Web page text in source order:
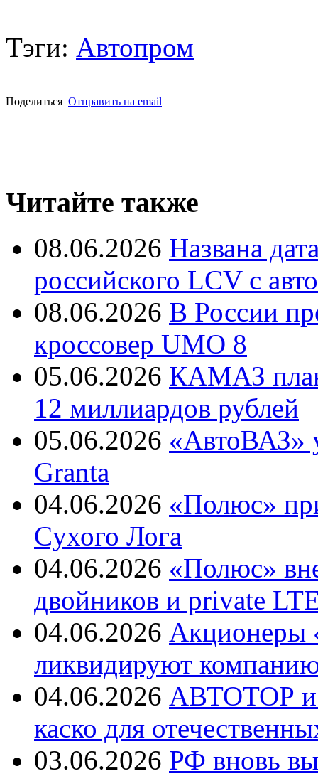
Тэги: Автопром
Поделиться Отправить на email
Читайте также
08.06.2026 Названа
российского LCV с
08.06.2026 В России
кроссовер UMO 8
05.06.2026 КАМАЗ
12 миллиардов рублей
05.06.2026 «АвтоВАЗ»
Granta
04.06.2026 «Полюс»
Cухого Лога
04.06.2026 «Полюс»
двойников и private
04.06.2026 Акционеры
ликвидируют компанию
04.06.2026 АВТОТОР и
каско для
03.06.2026 РФ вновь